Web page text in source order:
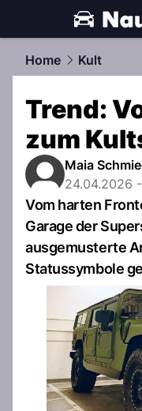
automobile.
Home Kult
Trend:
zum
Maia
24.04.2026
Vom harten
Garage der
ausgemusterte
Statussymbole